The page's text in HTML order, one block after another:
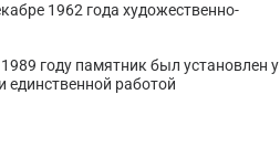
1962 года художественно-
году памятник был установлен у
единственной работой